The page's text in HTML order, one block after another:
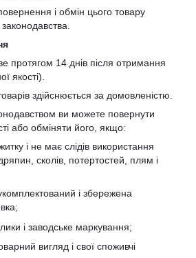
і обмін цього товару
протягом 14 днів після отримання
якості).
здійснюється за домовленістю.
ви можете повернути
або обміняти його, якщо:
і не має слідів використання
сколів, потертостей, плям і
і збережена
і заводське маркування;
вигляд і свої споживчі